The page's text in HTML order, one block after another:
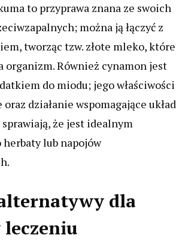
to przyprawa znana ze swoich
można ją łączyć z
tworząc tzw. złote mleko, które
organizm. Również cynamon jest
do miodu; jego właściwości
działanie wspomagające układ
że jest idealnym
herbaty lub napojów
dla